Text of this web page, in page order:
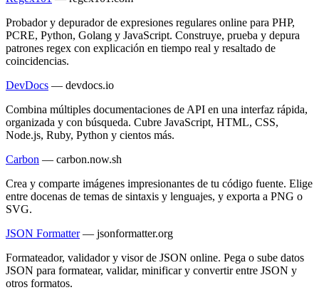
Probador y depurador de expresiones regulares online para PHP,
PCRE, Python, Golang y JavaScript. Construye, prueba y depura
patrones regex con explicación en tiempo real y resaltado de
coincidencias.
DevDocs — devdocs.io
Combina múltiples documentaciones de API en una interfaz rápida,
organizada y con búsqueda. Cubre JavaScript, HTML, CSS,
Node.js, Ruby, Python y cientos más.
Carbon — carbon.now.sh
Crea y comparte imágenes impresionantes de tu código fuente. Elige
entre docenas de temas de sintaxis y lenguajes, y exporta a PNG o
SVG.
JSON Formatter — jsonformatter.org
Formateador, validador y visor de JSON online. Pega o sube datos
JSON para formatear, validar, minificar y convertir entre JSON y
otros formatos.